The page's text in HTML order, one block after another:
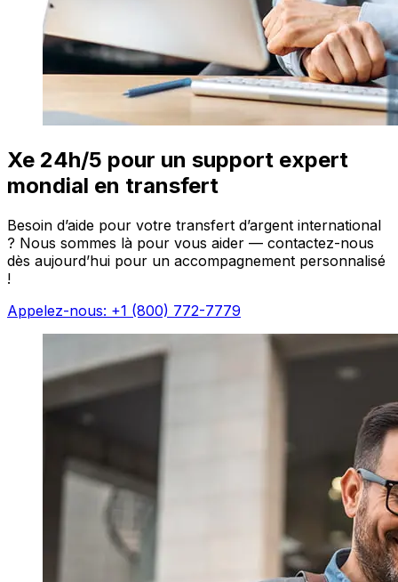
Xe 24h/5 pour un support expert
mondial en transfert
Besoin d’aide pour votre transfert d’argent international
? Nous sommes là pour vous aider — contactez-nous
dès aujourd’hui pour un accompagnement personnalisé
!
Appelez-nous: +1 (800) 772-7779